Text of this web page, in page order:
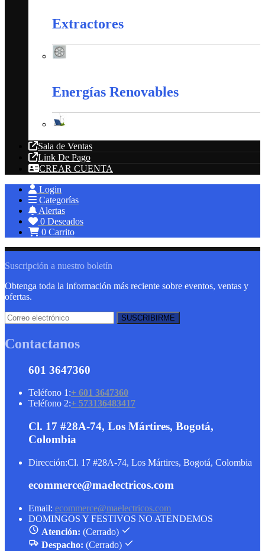
Extractores
Energías Renovables
Sala de Ventas
Link De Pago
CREAR CUENTA
Login
Categorías
Alertas
0 Deseados
0 Carrito
Suscripción a nuestro boletín
Obtenga toda la información más reciente sobre eventos, ventas y
ofertas.
Contactanos
601 3647360
Teléfono 1:+ 601 3647360
Teléfono 2:+ 573136483417
Cl. 17 #28A-74, Los Mártires, Bogotá,
Colombia
Dirección:Cl. 17 #28A-74, Los Mártires, Bogotá, Colombia
ecommerce@maelectricos.com
Email: ecommerce@maelectricos.com
DOMINGOS Y FESTIVOS NO ATENDEMOS
Atención: (Cerrado)
Despacho: (Cerrado)